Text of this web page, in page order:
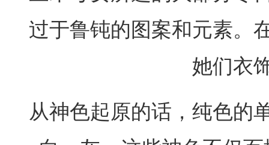
过于鲁钝的图案和元素。
她们衣
从神色起原的话，纯色的